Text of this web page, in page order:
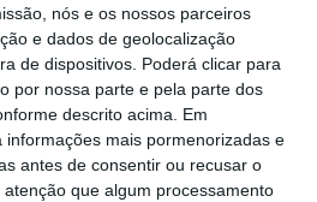
nós e os nossos parceiros
e dados de geolocalização
de dispositivos. Poderá clicar para
por nossa parte e pela parte dos
descrito acima. Em
mais pormenorizadas e
antes de consentir ou recusar o
atenção que algum processamento
do que os bancos
O Brent negoceia
111 dólares por barril
ataques dos EUA e Israel
acumula uma subida